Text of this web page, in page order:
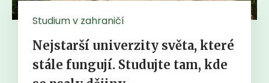
Studium v zahraničí
Nejstarší univerzity světa, které
stále fungují. Studujte tam, kde